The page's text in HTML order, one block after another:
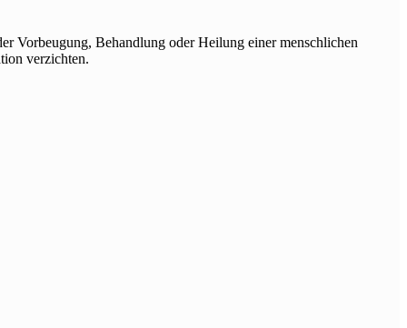
Vorbeugung, Behandlung oder Heilung einer menschlichen
verzichten.